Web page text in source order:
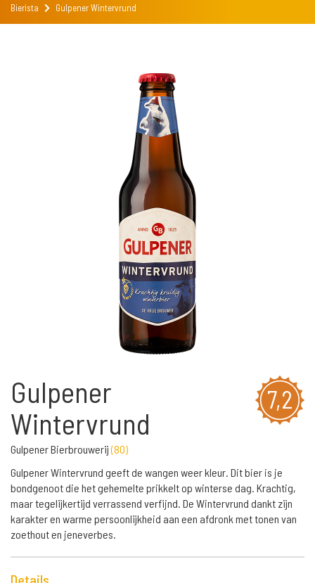
Bierista Gulpener Wintervrund
7,2
Gulpener
Wintervrund
Gulpener Bierbrouwerij(80)
Gulpener Wintervrund geeft de wangen weer kleur. Dit bier is je
bondgenoot die het gehemelte prikkelt op winterse dag. Krachtig,
maar tegelijkertijd verrassend verfijnd. De Wintervrund dankt zijn
karakter en warme persoonlijkheid aan een afdronk met tonen van
zoethout en jeneverbes.